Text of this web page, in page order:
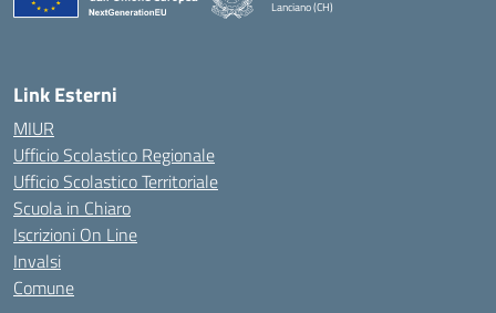
Lanciano (CH)
Link Esterni
MIUR
Ufficio Scolastico Regionale
Ufficio Scolastico Territoriale
Scuola in Chiaro
Iscrizioni On Line
Invalsi
Comune